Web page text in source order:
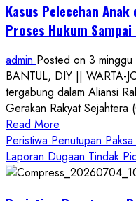
Kasus Pelecehan
Proses Hukum
admin Posted on 3 minggu
BANTUL, DIY || WARTA-
tergabung dalam Aliansi
Gerakan Rakyat Sejahtera
Read More
more
about
Kasus
Peristiwa Penutupan
Laporan Dugaan Tindak